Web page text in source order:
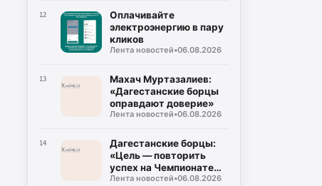
12
Оплачивайте
электроэнергию в пару
кликов
Лента новостей•06.08.2026
13
Махач Муртазалиев:
«Дагестанские борцы
оправдают доверие»
Лента новостей•06.08.2026
14
Дагестанские борцы:
«Цель — повторить
успех на Чемпионате
мира»
Лента новостей•06.08.2026